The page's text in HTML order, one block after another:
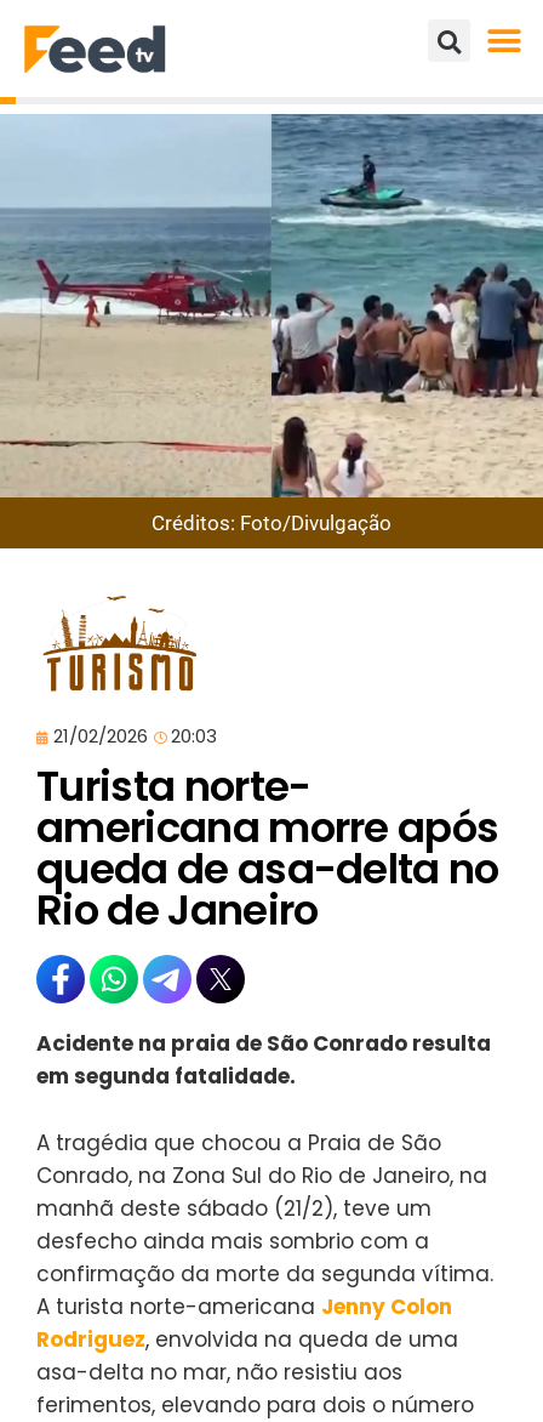
Créditos: Foto/Divulgação
21/02/2026 20:03
Turista norte-
americana morre após
queda de asa-delta no
Rio de Janeiro
Acidente na praia de São Conrado resulta
em segunda fatalidade.
A tragédia que chocou a Praia de São
Conrado, na Zona Sul do Rio de Janeiro, na
manhã deste sábado (21/2), teve um
desfecho ainda mais sombrio com a
confirmação da morte da segunda vítima.
A turista norte-americana Jenny Colon
Rodriguez, envolvida na queda de uma
asa-delta no mar, não resistiu aos
ferimentos, elevando para dois o número